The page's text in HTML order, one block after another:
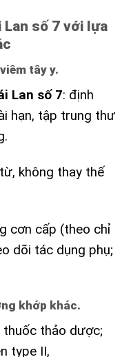
Lan số 7 với lựa
tây y.
Lan số 7: định
hạn, tập trung thư
không thay thế
cơn cấp (theo chỉ
dõi tác dụng phụ;
khớp khác.
thuốc thảo dược;
type II,